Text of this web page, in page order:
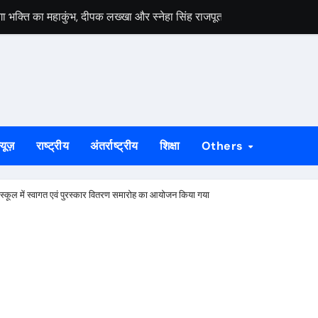
भक्ति का महाकुंभ, दीपक लख्खा और स्नेहा सिंह राजपूत की भजन संध्या होगी
ताकत : सुदेश महतो
1000 कांवरियों का भव्य जत्था, शिव परिवार की झांकी और सांस्कृतिक
भीतर बैठे अनिल महतो की मौत, गांव में मातम
को विधायक सोनाराम सिंकु ने भेंट किए मॉडल नगाड़ा
राष्ट्रीय अंतर्राष्ट्रीय शिक्षा Others
स्कूल में स्वागत एवं पुरस्कार वितरण समारोह का आयोजन किया गया